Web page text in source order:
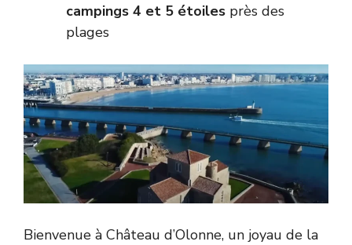
campings 4 et 5 étoiles près des
plages
Bienvenue à Château d’Olonne, un joyau de la